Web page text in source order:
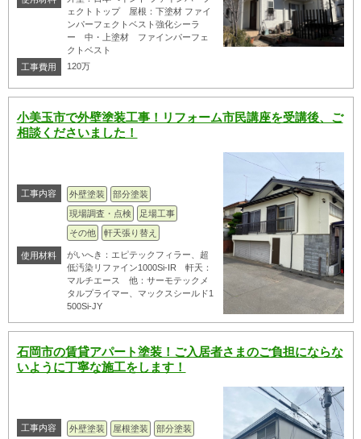
ェクトトップ 屋根：下塗材 ファイ
ンパーフェクトベスト強化シーラ
ー 中・上塗材 ファインパーフェ
クトベスト
工事費用
120万
小美玉市で外壁塗装工事！リフォーム市民講座を受講後、ご
相談くださいました！
工事内容 外壁塗装
部分塗装
現場調査・点検
足場工事
その他
軒天張り替え
使用材料
がいへき：エピテックフィラー、超
低汚染リファイン1000Si-IR 軒天：
マルチエース 他：サーモテックメ
タルプライマー、マックスシールド1
500Si-JY
石岡市の賃貸アパート塗装！ご入居者さまのご負担にならな
いように丁寧な施工をします！
工事内容 外壁塗装 屋根塗装
部分塗装